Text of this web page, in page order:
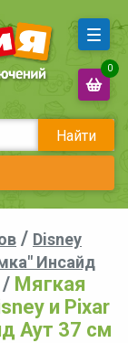
Найти
0
/ Disney
Инсайд
/ Мягкая
и Pixar
Аут 37 см